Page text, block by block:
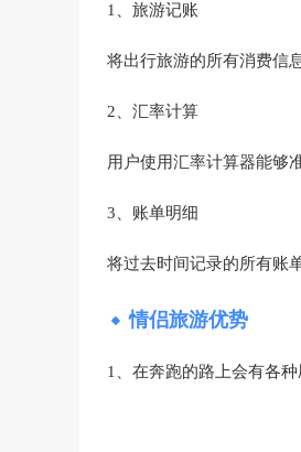
1、旅游记账
将出行旅游的所有消费信
2、汇率计算
用户使用汇率计算器能够
3、账单明细
将过去时间记录的所有账
情侣旅游优势
1、在奔跑的路上会有各